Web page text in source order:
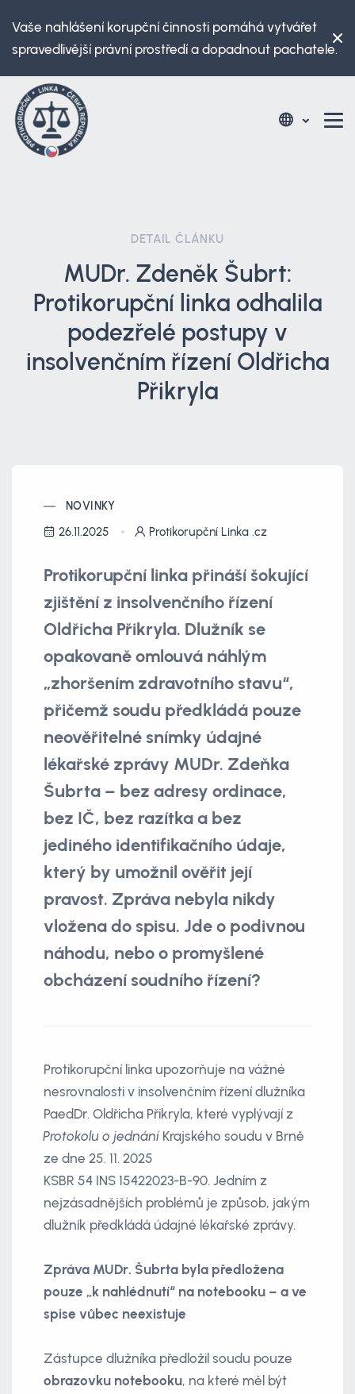
Vaše nahlášení korupční činnosti pomáhá vytvářet
spravedlivější právní prostředí a dopadnout pachatele.
DETAIL ČLÁNKU
MUDr. Zdeněk Šubrt:
Protikorupční linka odhalila
podezřelé postupy v
insolvenčním řízení Oldřicha
Přikryla
NOVINKY
26.11.2025 Protikorupční Linka .cz
Protikorupční linka přináší šokující
zjištění z insolvenčního řízení
Oldřicha Přikryla. Dlužník se
opakovaně omlouvá náhlým
„zhoršením zdravotního stavu“,
přičemž soudu předkládá pouze
neověřitelné snímky údajné
lékařské zprávy MUDr. Zdeňka
Šubrta – bez adresy ordinace,
bez IČ, bez razítka a bez
jediného identifikačního údaje,
který by umožnil ověřit její
pravost. Zpráva nebyla nikdy
vložena do spisu. Jde o podivnou
náhodu, nebo o promyšlené
obcházení soudního řízení?
Protikorupční linka upozorňuje na vážné
nesrovnalosti v insolvenčním řízení dlužníka
PaedDr. Oldřicha Přikryla, které vyplývají z
Protokolu o jednáníKrajského soudu v Brně
ze dne 25. 11. 2025
KSBR 54 INS 15422023-B-90. Jedním z
nejzásadnějších problémů je způsob, jakým
dlužník předkládá údajné lékařské zprávy.
Zpráva MUDr. Šubrta byla předložena
pouze „k nahlédnutí“ na notebooku – a ve
spise vůbec neexistuje
Zástupce dlužníka předložil soudu pouze
obrazovku notebooku, na které měl být